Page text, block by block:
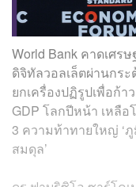
World Bank คาดเศร
ดิจิทัลวอลเล็ตผ่านกร
ยกเครื่องปฏิรูปเพื่อก้า
GDP โลกปีหน้า เหลือ
3 ความท้าทายใหญ่ ‘
สมดุล’